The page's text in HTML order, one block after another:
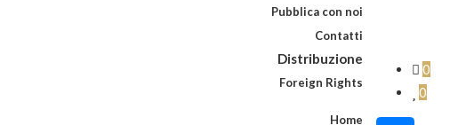
Pubblica con noi
Contatti
Distribuzione
Foreign Rights
Home
0
0